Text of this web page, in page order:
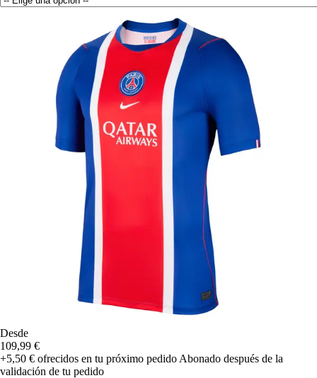
Desde
109,99 €
+5,50 € ofrecidos en tu próximo pedido Abonado después de la
validación de tu pedido